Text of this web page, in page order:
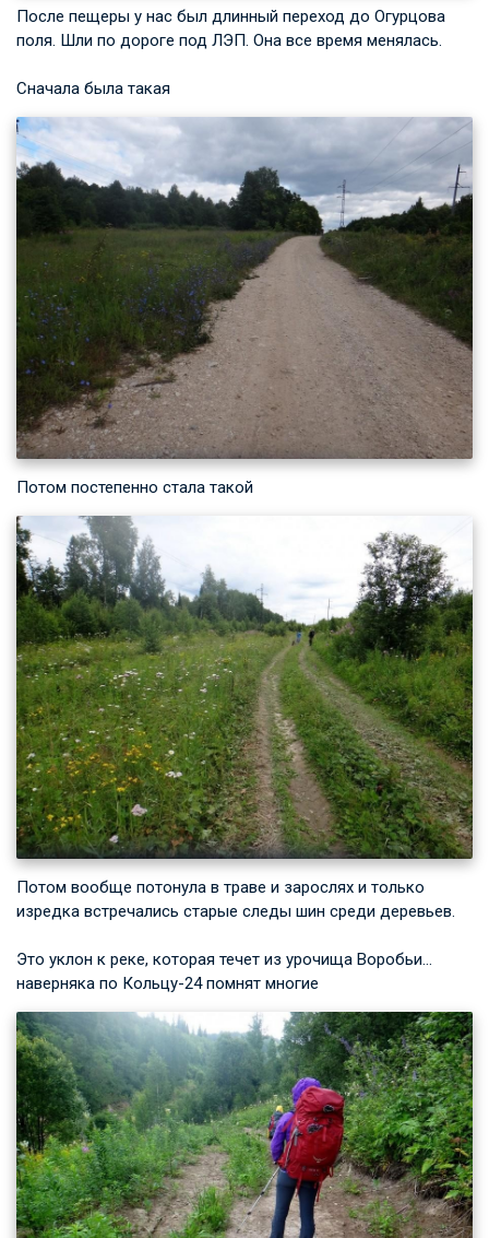
После пещеры у нас был длинный переход до Огурцова
поля. Шли по дороге под ЛЭП. Она все время менялась.
Сначала была такая
Потом постепенно стала такой
Потом вообще потонула в траве и зарослях и только
изредка встречались старые следы шин среди деревьев.
Это уклон к реке, которая течет из урочища Воробьи…
наверняка по Кольцу-24 помнят многие